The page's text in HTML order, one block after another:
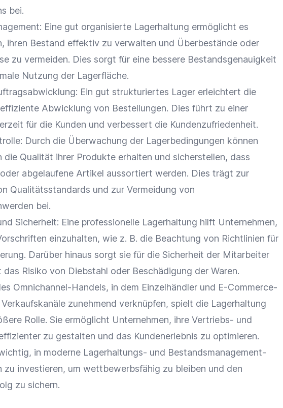
bei.
: Eine gut organisierte Lagerhaltung ermöglicht es
ihren Bestand effektiv zu verwalten und Überbestände oder
zu vermeiden. Dies sorgt für eine bessere Bestandsgenauigkeit
Nutzung der Lagerfläche.
: Ein gut strukturiertes Lager erleichtert die
Abwicklung von Bestellungen. Dies führt zu einer
für die Kunden und verbessert die Kundenzufriedenheit.
: Durch die Überwachung der Lagerbedingungen können
die Qualität ihrer Produkte erhalten und sicherstellen, dass
abgelaufene Artikel aussortiert werden. Dies trägt zur
Qualitätsstandards und zur Vermeidung von
bei.
Sicherheit: Eine professionelle Lagerhaltung hilft Unternehmen,
einzuhalten, wie z. B. die Beachtung von Richtlinien für
Darüber hinaus sorgt sie für die Sicherheit der Mitarbeiter
das Risiko von Diebstahl oder Beschädigung der Waren.
Omnichannel-Handels, in dem Einzelhändler und E-Commerce-
Verkaufskanäle zunehmend verknüpfen, spielt die Lagerhaltung
Rolle. Sie ermöglicht Unternehmen, ihre Vertriebs- und
zu gestalten und das Kundenerlebnis zu optimieren.
in moderne Lagerhaltungs- und Bestandsmanagement-
zu investieren, um wettbewerbsfähig zu bleiben und den
zu sichern.